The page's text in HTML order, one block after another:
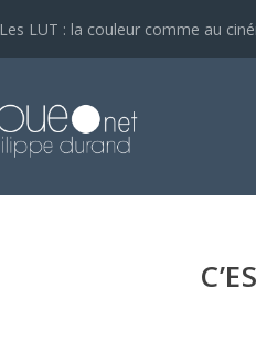
Les LUT : la couleur comme au